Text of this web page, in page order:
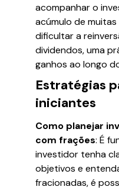
acompanhar o
acúmulo de
dificultar a
dividendos, uma
ganhos ao longo
Estratégias
iniciantes
Como planejar
com frações: É
investidor tenha
objetivos e
fracionadas, é